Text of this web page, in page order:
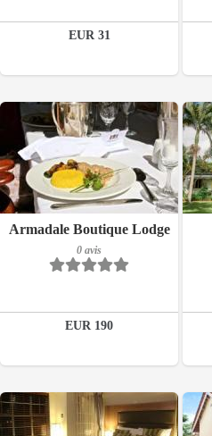
EUR 31
Armadale Boutique Lodge
0 avis
EUR 190
0 avis
Détails
Réserver